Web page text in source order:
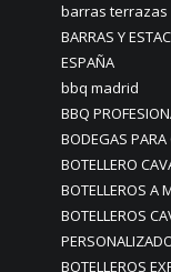
barras terrazas
BARRAS Y
ESPAÑA
bbq madrid
BBQ
BODEGAS PARA
BOTELLERO
BOTELLEROS A
BOTELLEROS
BOTELLEROS